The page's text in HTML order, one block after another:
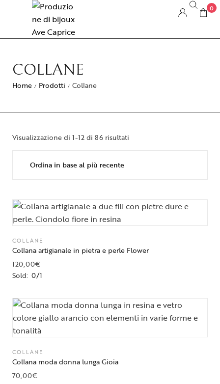
0
COLLANE
Home / Prodotti / Collane
Visualizzazione di 1-12 di 86 risultati
COLLANE
Collana artigianale in pietra e perle Flower
120,00€
Sold: 0/1
COLLANE
Collana moda donna lunga Gioia
70,00€